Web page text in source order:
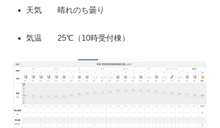
天気 晴れのち曇り
気温 25℃（10時受付棟）